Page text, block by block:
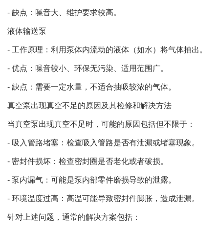
- 缺点：噪音大、维护要求较高。
液体输送泵
- 工作原理：利用泵体内流动的液体（如水）将气体抽出。
- 优点：噪音较小、环保无污染、适用范围广。
- 缺点：需要一定水量，不适合抽吸较浓的气体。
真空泵出现真空不足的原因及其检修和解决方法
当真空泵出现真空不足时，可能的原因包括但不限于：
- 吸入管路堵塞：检查吸入管路是否有泄漏或堵塞现象。
- 密封件损坏：检查密封圈是否老化或者破损。
- 泵内漏气：可能是泵内部零件磨损导致的泄露。
- 环境温度过高：高温可能导致密封件膨胀，造成泄漏。
针对上述问题，通常的解决方案包括：